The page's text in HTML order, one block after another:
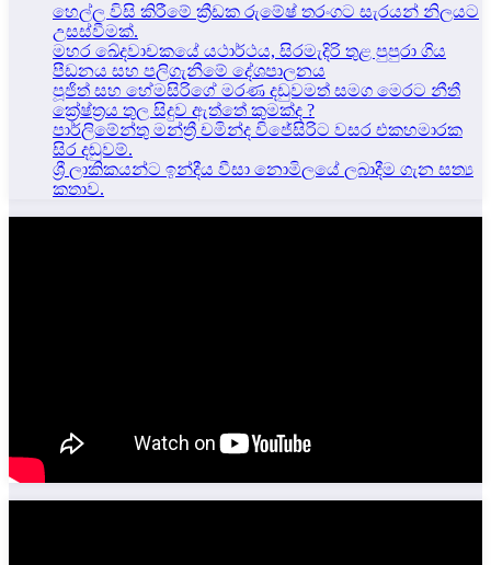
හෙල්ල විසි කිරීමේ ක්‍රීඩක රුමේෂ් තරංගට සැරයන් නිලයට
උසස්වීමක්.
මහර ඛේදවාචකයේ යථාර්ථය, සිරමැදිරි තුළ පුපුරා ගිය
පීඩනය සහ පලිගැනීමේ දේශපාලනය
පූජිත් සහ හේමසිරිගේ මරණ දඩුවමත් සමග මෙරට නීතී
ක්‍රේෂ්ත්‍රය තුල සිදුව ඇත්තේ කුමක්ද ?
පාර්ලිමේන්තු මන්ත්‍රී චමින්ද විජේසිරිට වසර එකහමාරක
සිර දඬුවම්.
ශ්‍රී ලාකිකයන්ට ඉන්දීය වීසා නොමිලයේ ලබාදීම ගැන සත්‍ය
කතාව.